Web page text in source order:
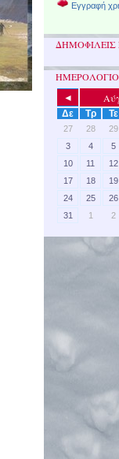
Εγγραφή
ΔΗΜΟΦΙΛΕΙΣ
◄
Δε
Τρ Τε
27 28 29
3
4 5
10
11 12
17
18 19
24
25 26
31
1 2